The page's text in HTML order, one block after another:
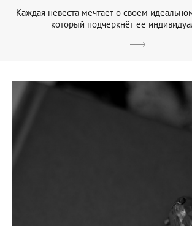
Каждая невеста мечтает о своём
который подчеркнёт ее